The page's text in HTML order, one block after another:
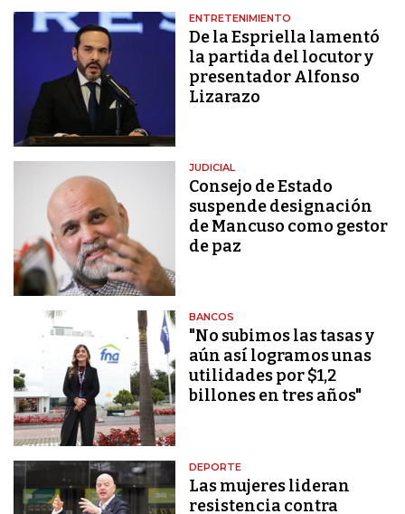
ENTRETENIMIENTO
De la Espriella lamentó
la partida del locutor y
presentador Alfonso
Lizarazo
JUDICIAL
Consejo de Estado
suspende designación
de Mancuso como gestor
de paz
BANCOS
"No subimos las tasas y
aún así logramos unas
utilidades por $1,2
billones en tres años"
DEPORTE
Las mujeres lideran
resistencia contra